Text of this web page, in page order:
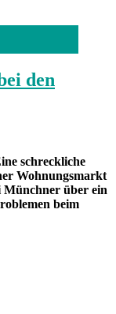
den
schreckliche
Wohnungsmarkt
Münchner über ein
beim